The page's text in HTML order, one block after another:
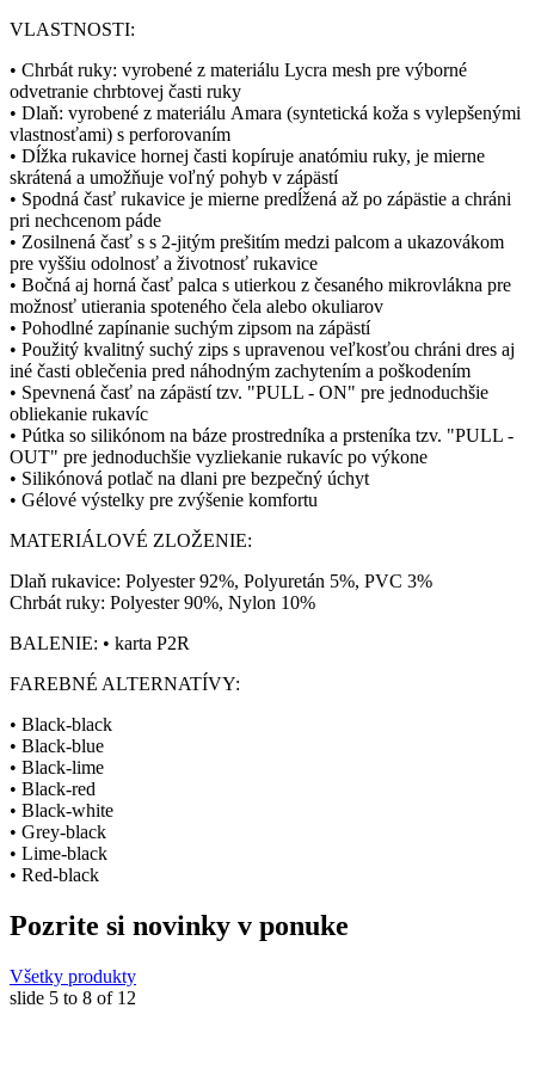
VLASTNOSTI:
• Chrbát ruky: vyrobené z materiálu Lycra mesh pre výborné
odvetranie chrbtovej časti ruky
• Dlaň: vyrobené z materiálu Amara (syntetická koža s vylepšenými
vlastnosťami) s perforovaním
• Dĺžka rukavice hornej časti kopíruje anatómiu ruky, je mierne
skrátená a umožňuje voľný pohyb v zápästí
• Spodná časť rukavice je mierne predĺžená až po zápästie a chráni
pri nechcenom páde
• Zosilnená časť s s 2-jitým prešitím medzi palcom a ukazovákom
pre vyššiu odolnosť a životnosť rukavice
• Bočná aj horná časť palca s utierkou z česaného mikrovlákna pre
možnosť utierania spoteného čela alebo okuliarov
• Pohodlné zapínanie suchým zipsom na zápästí
• Použitý kvalitný suchý zips s upravenou veľkosťou chráni dres aj
iné časti oblečenia pred náhodným zachytením a poškodením
• Spevnená časť na zápästí tzv. "PULL - ON" pre jednoduchšie
obliekanie rukavíc
• Pútka so silikónom na báze prostredníka a prsteníka tzv. "PULL -
OUT" pre jednoduchšie vyzliekanie rukavíc po výkone
• Silikónová potlač na dlani pre bezpečný úchyt
• Gélové výstelky pre zvýšenie komfortu
MATERIÁLOVÉ ZLOŽENIE:
Dlaň rukavice: Polyester 92%, Polyuretán 5%, PVC 3%
Chrbát ruky: Polyester 90%, Nylon 10%
BALENIE: • karta P2R
FAREBNÉ ALTERNATÍVY:
• Black-black
• Black-blue
• Black-lime
• Black-red
• Black-white
• Grey-black
• Lime-black
• Red-black
Pozrite si novinky v ponuke
Všetky produkty
slide 5 to 8 of 12